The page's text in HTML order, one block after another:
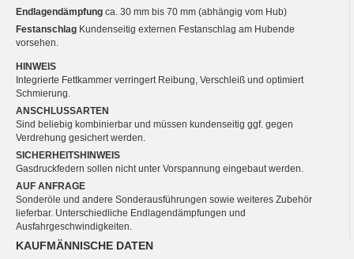
Endlagendämpfung ca. 30 mm bis 70 mm (abhängig vom Hub)
Festanschlag Kundenseitig externen Festanschlag am Hubende
vorsehen.
HINWEIS
Integrierte Fettkammer verringert Reibung, Verschleiß und optimiert
Schmierung.
ANSCHLUSSARTEN
Sind beliebig kombinierbar und müssen kundenseitig ggf. gegen
Verdrehung gesichert werden.
SICHERHEITSHINWEIS
Gasdruckfedern sollen nicht unter Vorspannung eingebaut werden.
AUF ANFRAGE
Sonderöle und andere Sonderausführungen sowie weiteres Zubehör
lieferbar. Unterschiedliche Endlagendämpfungen und
Ausfahrgeschwindigkeiten.
KAUFMÄNNISCHE DATEN